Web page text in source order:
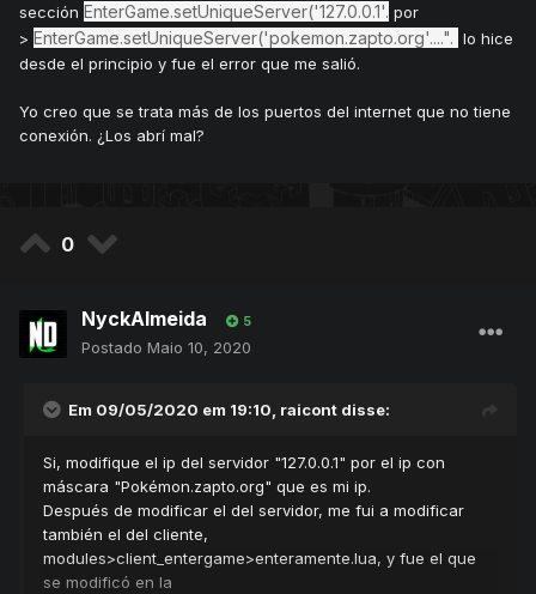
sección EnterGame.setUniqueServer('127.0.0.1'. por
> EnterGame.setUniqueServer('pokemon.zapto.org'....". lo hice
desde el principio y fue el error que me salió.
Yo creo que se trata más de los puertos del internet que no tiene
conexión. ¿Los abrí mal?
0
NyckAlmeida 5
Postado Maio 10, 2020
Em 09/05/2020 em 19:10, raicont disse:
Si, modifique el ip del servidor "127.0.0.1" por el ip con
máscara "Pokémon.zapto.org" que es mi ip.
Después de modificar el del servidor, me fui a modificar
también el del cliente,
modules>client_entergame>enteramente.lua, y fue el que
se modificó en la